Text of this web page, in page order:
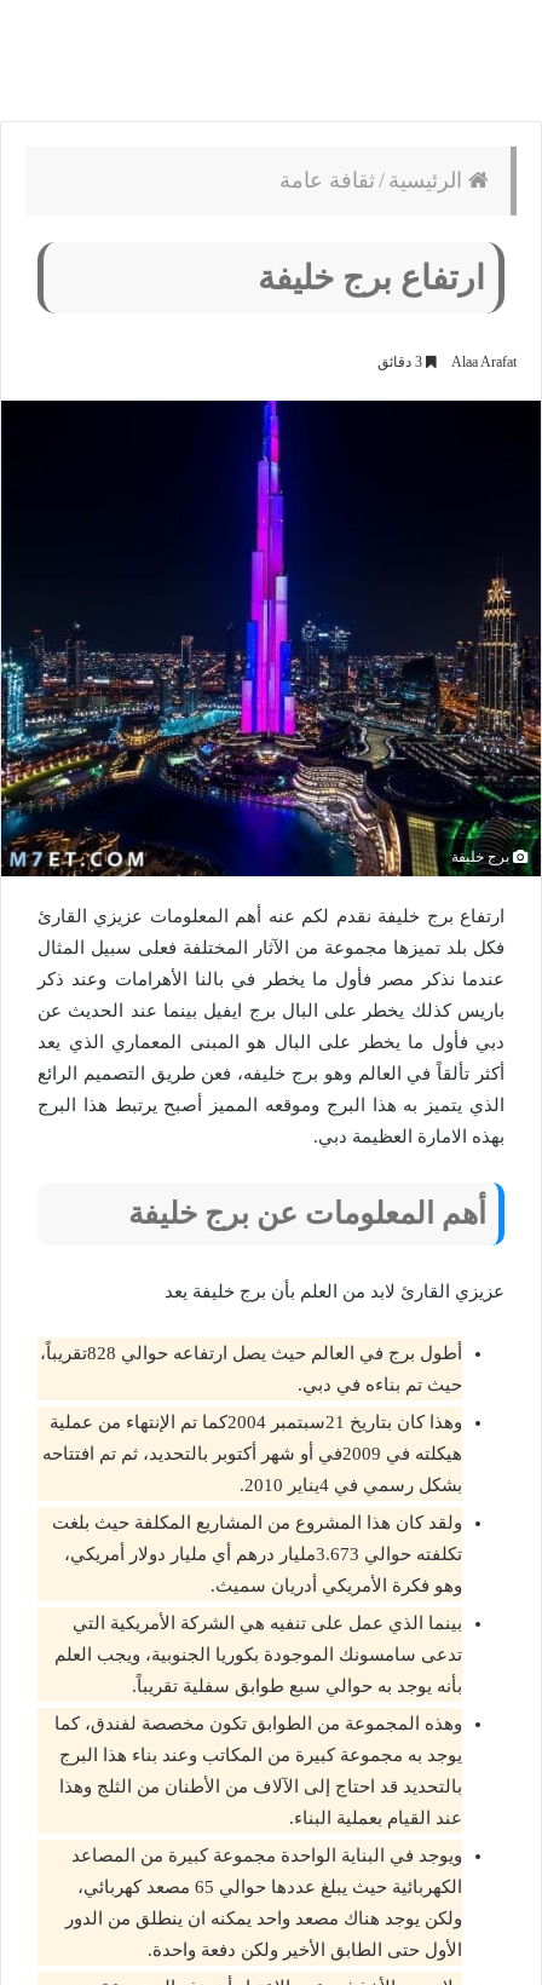
الرئيسية /ثقافة عامة
ارتفاع برج خليفة
Alaa Arafat
برج خليفة
ارتفاع برج خليفة نقدم لكم عنه أهم المعلومات عزيزي القارئ
فكل بلد تميزها مجموعة من الآثار المختلفة فعلى سبيل المثال
عندما نذكر مصر فأول ما يخطر في بالنا الأهرامات وعند ذكر
باريس كذلك يخطر على البال برج ايفيل بينما عند الحديث عن
دبي فأول ما يخطر على البال هو المبنى المعماري الذي يعد
أكثر تألقاً في العالم وهو برج خليفه، فعن طريق التصميم الرائع
الذي يتميز به هذا البرج وموقعه المميز أصبح يرتبط هذا البرج
بهذه الامارة العظيمة دبي.
أهم المعلومات عن برج خليفة
عزيزي القارئ لابد من العلم بأن برج خليفة يعد
أطول برج في العالم حيث يصل ارتفاعه حوالي 828تقريباً،
حيث تم بناءه في دبي.
وهذا كان بتاريخ 21سبتمبر 2004كما تم الإنتهاء من عملية
هيكلته في 2009في أو شهر أكتوبر بالتحديد، ثم تم افتتاحه
بشكل رسمي في 4يناير 2010.
ولقد كان هذا المشروع من المشاريع المكلفة حيث بلغت
تكلفته حوالي 3.673مليار درهم أي مليار دولار أمريكي،
وهو فكرة الأمريكي أدريان سميث.
بينما الذي عمل على تنفيه هي الشركة الأمريكية التي
تدعى سامسونك الموجودة بكوريا الجنوبية، ويجب العلم
بأنه يوجد به حوالي سبع طوابق سفلية تقريباً.
وهذه المجموعة من الطوابق تكون مخصصة لفندق، كما
يوجد به مجموعة كبيرة من المكاتب وعند بناء هذا البرج
بالتحديد قد احتاج إلى الآلاف من الأطنان من الثلج وهذا
عند القيام بعملية البناء.
ويوجد في البناية الواحدة مجموعة كبيرة من المصاعد
الكهربائية حيث يبلغ عددها حوالي 65 مصعد كهربائي،
ولكن يوجد هناك مصعد واحد يمكنه ان ينطلق من الدور
الأول حتى الطابق الأخير ولكن دفعة واحدة.